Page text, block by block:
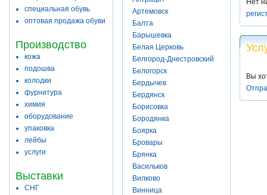
специальная обувь
оптовая продажа обуви
Производство
кожа
подошва
колодки
фурнитура
химия
оборудование
упаковка
лейбы
услуги
Выставки
СНГ
Артемовск
Балта
Барышевка
Белая Церковь
Белгород-Днестровский
Белогорск
Бердычев
Бердянск
Борисовка
Бородянка
Боярка
Бровары
Брянка
Васильков
Вилково
Винница
Нет
Вы